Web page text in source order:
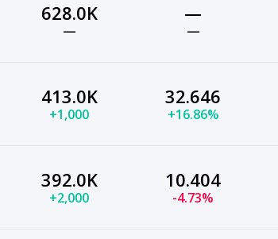
628.0K
—
—
—
413.0K
+1,000
32.646
+16.86%
392.0K
+2,000
10.404
-4.73%